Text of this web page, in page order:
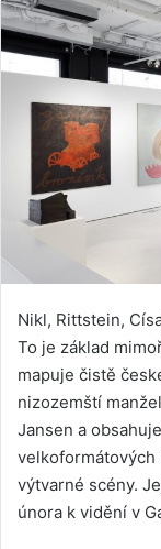
Nikl, Rittstein,
To je základ
mapuje čistě
nizozemští
Jansen a
velkoformátových
výtvarné scény.
února k vidění v